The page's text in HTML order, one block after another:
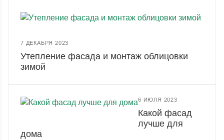
7 ДЕКАБРЯ 2023
Утепление фасада и монтаж облицовки
зимой
6 ИЮЛЯ 2023
Какой фасад
лучше для
дома